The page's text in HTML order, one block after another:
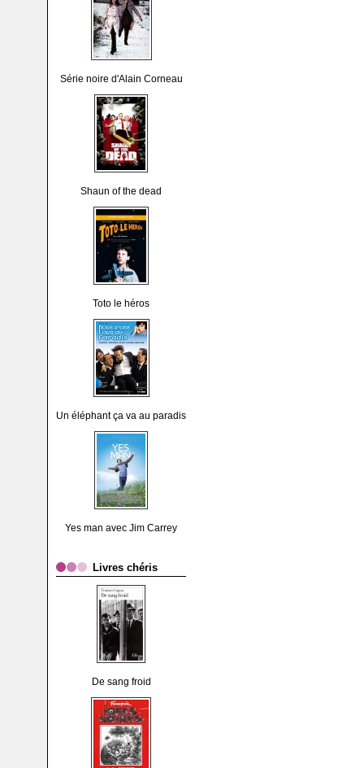
Série noire d'Alain Corneau
Shaun of the dead
Toto le héros
Un éléphant ça va au paradis
Yes man avec Jim Carrey
Livres chéris
De sang froid